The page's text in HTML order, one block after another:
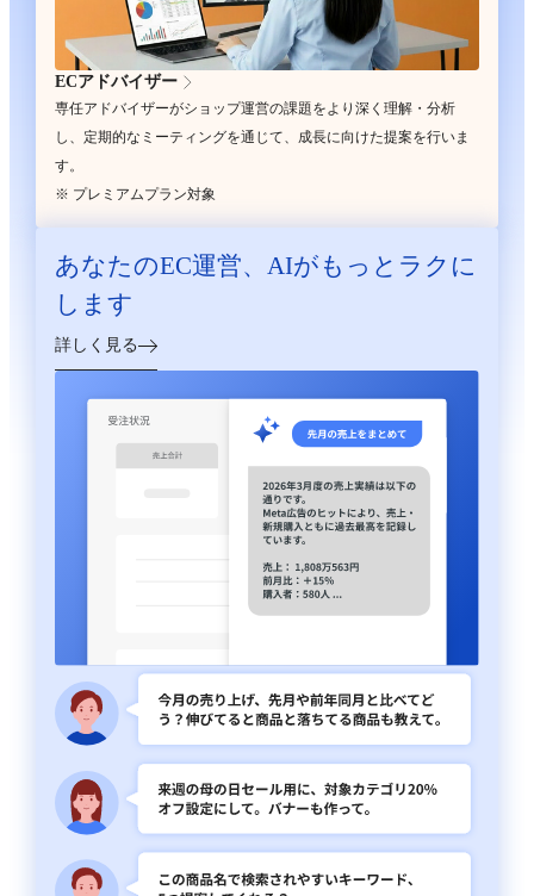
ECアドバイザー
専任アドバイザーがショップ運営の課題をより深く理解・分析
し、定期的なミーティングを通じて、成長に向けた提案を行いま
す。
※ プレミアムプラン対象
あなたのEC運営、 AIがもっとラクに
します
詳しく見る